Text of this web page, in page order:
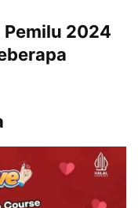
2024